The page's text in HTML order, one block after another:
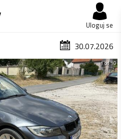
Uloguj se
30.07.2026
1 od 10